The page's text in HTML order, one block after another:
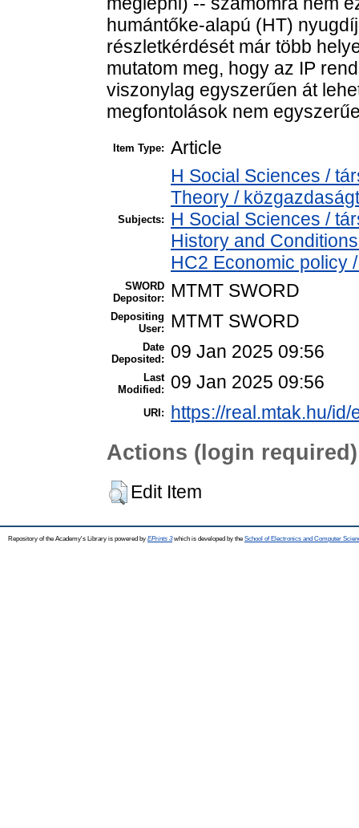
humántőke-alapú (HT)
részletkérdését már több
mutatom meg, hogy az IP
viszonylag egyszerűen át
megfontolások nem
Item Type: Article
Subjects:
H Social Sciences /
Theory /
H Social Sciences /
History and
HC2 Economic policy
SWORD
Depositor:
MTMT SWORD
Depositing
User:
MTMT SWORD
Date
Deposited:
09 Jan 2025 09:56
Last
Modified:
09 Jan 2025 09:56
URI: https://real.mtak.hu/id/
Actions (login required)
Edit Item
Repository of the Academy's Library is powered by EPrints 3which is developed by the School of Electronics and Computer